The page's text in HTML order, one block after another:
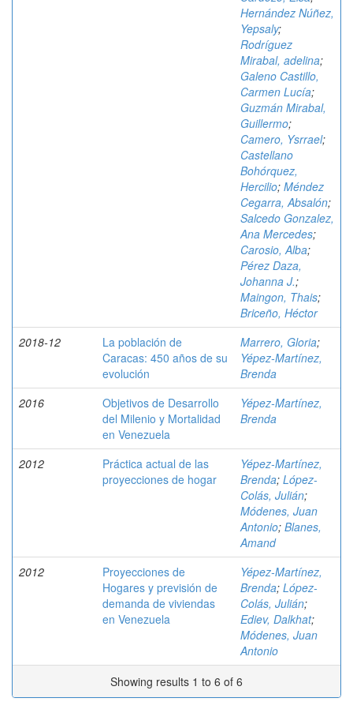
Hernández Núñez,
Yepsaly;
Rodríguez
Mirabal, adelina;
Galeno Castillo,
Carmen Lucía;
Guzmán Mirabal,
Guillermo;
Camero, Ysrrael;
Castellano
Bohórquez,
Hercilio; Méndez
Cegarra, Absalón;
Salcedo Gonzalez,
Ana Mercedes;
Carosio, Alba;
Pérez Daza,
Johanna J.;
Maingon, Thais;
Briceño, Héctor
2018-12
La población de
Caracas: 450 años de su
evolución
Marrero, Gloria;
Yépez-Martínez,
Brenda
2016
Objetivos de Desarrollo
del Milenio y Mortalidad
en Venezuela
Yépez-Martínez,
Brenda
2012
Práctica actual de las
proyecciones de hogar
Yépez-Martínez,
Brenda; López-
Colás, Julián;
Módenes, Juan
Antonio; Blanes,
Amand
2012
Proyecciones de
Hogares y previsión de
demanda de viviendas
en Venezuela
Yépez-Martínez,
Brenda; López-
Colás, Julián;
Ediev, Dalkhat;
Módenes, Juan
Antonio
Showing results 1 to 6 of 6